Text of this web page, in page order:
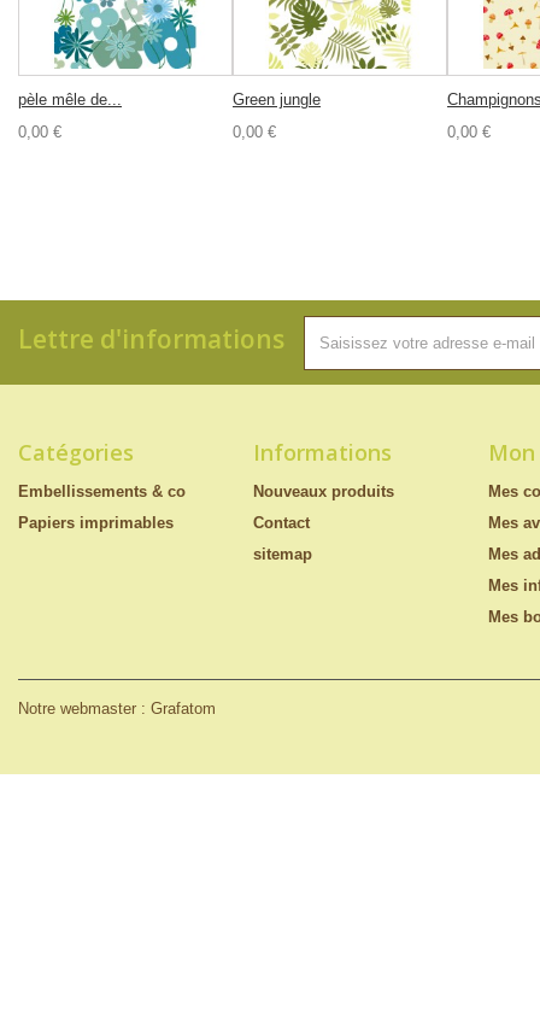
pèle mêle de...
0,00 €
Green jungle
0,00 €
0,00 €
Lettre d'informations
Catégories
Embellissements & co
Papiers imprimables
Informations
Nouveaux produits
Contact
sitemap
Notre webmaster : Grafatom
Mes
Mes
Mes
Mes
Mes